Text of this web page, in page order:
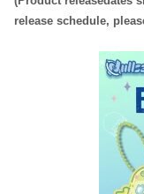
release schedule,